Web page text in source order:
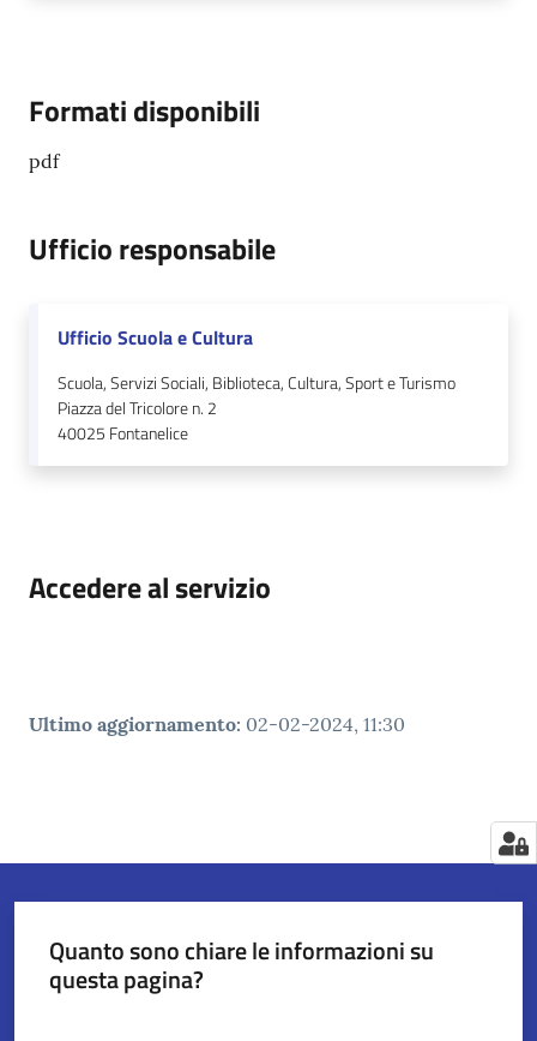
Formati disponibili
pdf
Ufficio responsabile
Ufficio Scuola e Cultura
Scuola, Servizi Sociali, Biblioteca, Cultura, Sport e Turismo
Piazza del Tricolore n. 2
40025 Fontanelice
Accedere al servizio
Ultimo aggiornamento: 02-02-2024, 11:30
Quanto sono chiare le informazioni su
questa pagina?